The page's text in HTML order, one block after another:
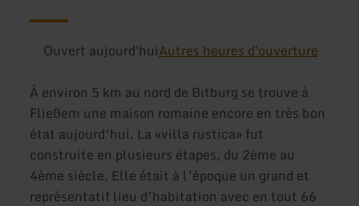
Ouvert aujourd'huiAutres heures d'ouverture
À environ 5 km au nord de Bitburg se trouve à
Fließem une maison romaine encore en très bon
état aujourd‘hui. La «villa rustica» fut
construite en plusieurs étapes, du 2ème au
4ème siècle. Elle était à l’époque un grand et
représentatif lieu d’habitation avec en tout 66